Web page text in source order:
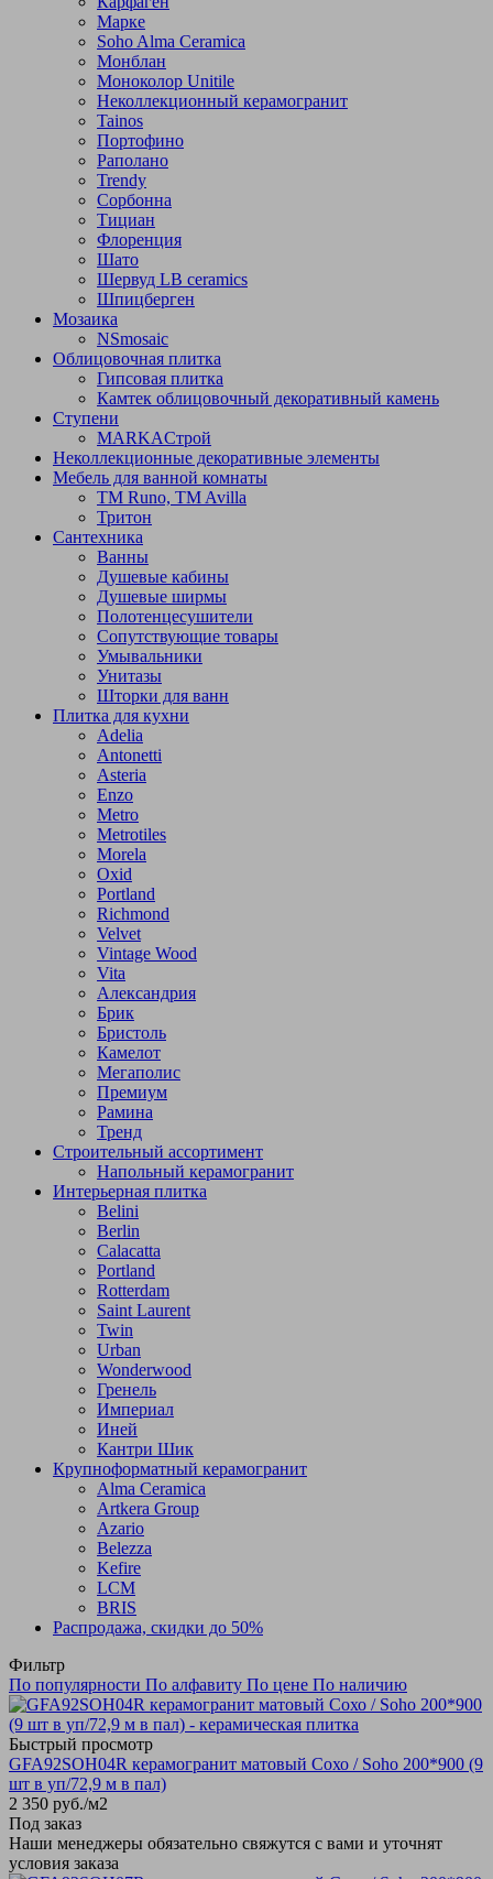
Марке
Soho Alma Ceramica
Монблан
Моноколор Unitile
Неколлекционный керамогранит
Tainos
Портофино
Раполано
Trendy
Сорбонна
Тициан
Флоренция
Шато
Шервуд LB ceramics
Шпицберген
Мозаика
NSmosaic
Облицовочная плитка
Гипсовая плитка
Камтек облицовочный декоративный камень
Ступени
МARKAСтрой
Неколлекционные декоративные элементы
Мебель для ванной комнаты
TM Runo, TM Avilla
Тритон
Сантехника
Ванны
Душевые кабины
Душевые ширмы
Полотенцесушители
Сопутствующие товары
Умывальники
Унитазы
Шторки для ванн
Плитка для кухни
Adelia
Antonetti
Asteria
Enzo
Metro
Metrotiles
Morela
Oxid
Portland
Richmond
Velvet
Vintage Wood
Vita
Александрия
Брик
Бристоль
Камелот
Мегаполис
Премиум
Рамина
Тренд
Строительный ассортимент
Напольный керамогранит
Интерьерная плитка
Belini
Berlin
Calacatta
Portland
Rotterdam
Saint Laurent
Twin
Urban
Wonderwood
Гренель
Империал
Иней
Кантри Шик
Крупноформатный керамогранит
Alma Ceramica
Artkera Group
Azario
Belezza
Kefire
LCM
BRIS
Распродажа, скидки до 50%
Фильтр
По популярности По алфавиту По цене По наличию
Быстрый просмотр
GFA92SOH04R керамогранит матовый Сохо / Soho 200*900 (9
шт в уп/72,9 м в пал)
2 350 руб./м2
Под заказ
Наши менеджеры обязательно свяжутся с вами и уточнят
условия заказа